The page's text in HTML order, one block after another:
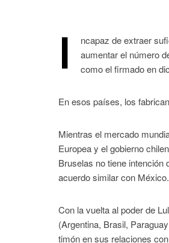
I
ncapaz de extraer
aumentar el número
como el firmado en
En esos países, los
Mientras el mercado
Europea y el gobierno
Bruselas no tiene
acuerdo similar con México.
Con la vuelta al poder de
(Argentina, Brasil,
timón en sus relaciones